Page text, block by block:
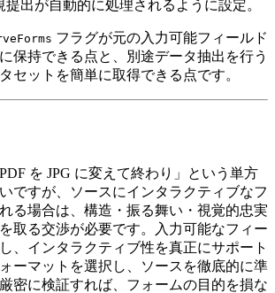
提出が自動的に処理されるように設定。
フラグが元の入力可能フィールド
保持できる点と、別途データ抽出を行う
セットを簡単に取得できる点です。
を JPG に変えて終わり」という単方
ですが、ソースにインタラクティブなフ
る場合は、構造・振る舞い・視覚的忠実
取る交渉が必要です。入力可能なフィー
、インタラクティブ性を真正にサポート
ーマットを選択し、ソースを徹底的に準
密に検証すれば、フォームの目的を損な